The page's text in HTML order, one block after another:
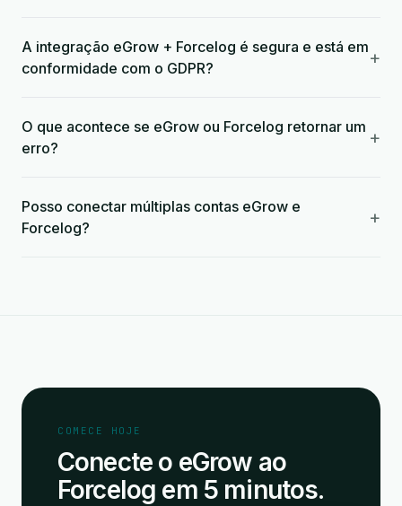
A integração eGrow + Forcelog é segura e está em
conformidade com o GDPR?
+
O que acontece se eGrow ou Forcelog retornar um
erro?
+
Posso conectar múltiplas contas eGrow e
Forcelog?
+
COMECE HOJE
Conecte o eGrow ao
Forcelog em 5 minutos.